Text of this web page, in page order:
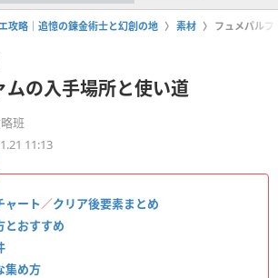
攻略｜追憶の錬金術士と幻創の地 素材 フュメパル
ムの入手場所と使い道
班
11:13
ャート／クリア後要素まとめ
とおすすめ
集め方